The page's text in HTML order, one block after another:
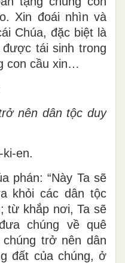
Xin đoái nhìn và
Chúa, đặc biệt là
tái sinh trong
con cầu xin…
nên dân tộc duy
en.
phán: “Này Ta sẽ
khỏi các dân tộc
từ khắp nơi, Ta sẽ
chúng về quê
trở nên dân
đất của chúng, ở